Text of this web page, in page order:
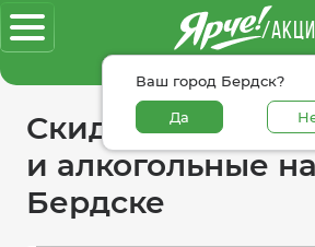
/
Ваш город Бердск?
Да
100%
Скидки в
и алкогольные
Бердске